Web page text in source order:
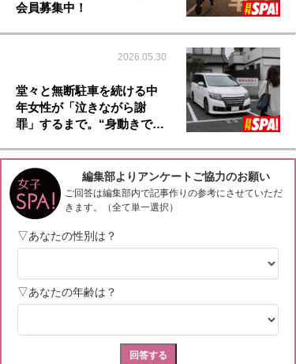
会員募集中！
2026.05.30
堂々と無断駐車を続ける中
年女性が「泣きながら謝
罪」するまで。“身動きで…